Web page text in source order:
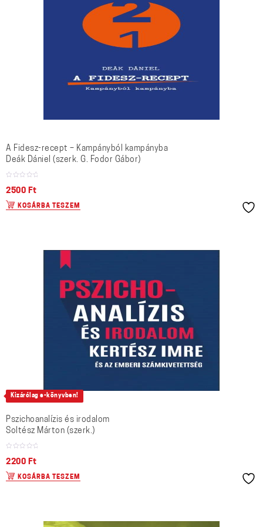
A Fidesz-recept – Kampányból kampányba
Deák Dániel (szerk. G. Fodor Gábor)
2500 Ft
KOSÁRBA TESZEM
Kizárólag e-könyvben!
Pszichoanalízis és irodalom
Soltész Márton (szerk.)
2200 Ft
KOSÁRBA TESZEM